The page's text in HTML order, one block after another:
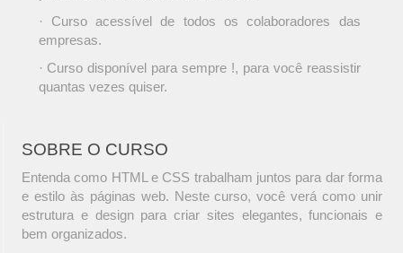
· Curso acessível de todos os colaboradores das
empresas.
· Curso disponível para sempre !, para você reassistir
quantas vezes quiser.
SOBRE O CURSO
Entenda como HTML e CSS trabalham juntos para dar forma
e estilo às páginas web. Neste curso, você verá como unir
estrutura e design para criar sites elegantes, funcionais e
bem organizados.